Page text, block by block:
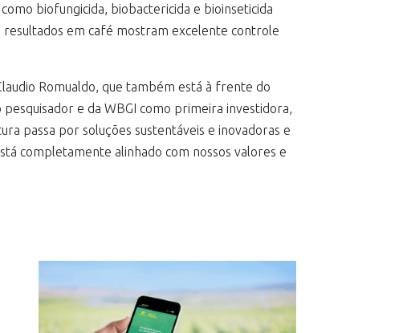
biofungicida, biobactericida e bioinseticida
resultados em café mostram excelente controle
Romualdo, que também está à frente do
e da WBGI como primeira investidora,
passa por soluções sustentáveis e inovadoras e
completamente alinhado com nossos valores e